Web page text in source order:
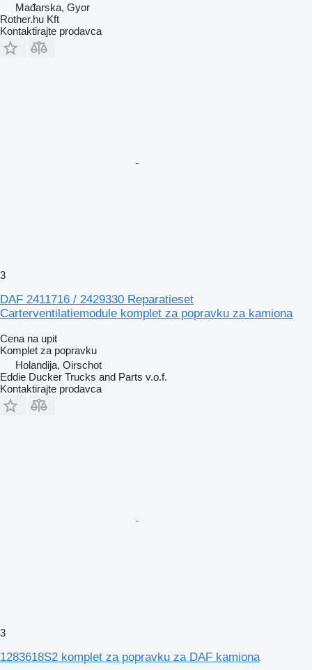
Mađarska, Gyor
Rother.hu Kft
Kontaktirajte prodavca
3
DAF 2411716 / 2429330 Reparatieset
Carterventilatiemodule komplet za popravku za kamiona
Cena na upit
Komplet za popravku
Holandija, Oirschot
Eddie Ducker Trucks and Parts v.o.f.
Kontaktirajte prodavca
3
1283618S2 komplet za popravku za DAF kamiona